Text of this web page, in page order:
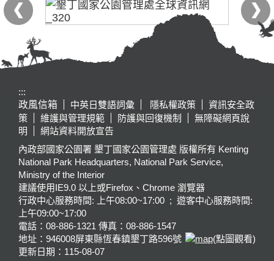
:::
政風信箱
中英日雙語詞彙 隱私權政策
資訊安全政
策
維護與管理規範 防護與回復機制
無障礙網頁說
明
網站資料開放宣告
內政部國家公園署 墾丁國家公園管理處 版權所有 Kenting
National Park Headquarters, National Park Service,
Ministry of the Interior
建議使用IE9.0 以上或Firefox、Chrome 瀏覽器
行政中心服務時間: 上午08:00~17:00 ; 遊客中心服務時間:
上午09:00~17:00
電話：08-886-1321 傳真：08-886-1547
地址：946008屏東縣恆春鎮墾丁路596號
(點圖觀看)
更新日期： 115-08-07